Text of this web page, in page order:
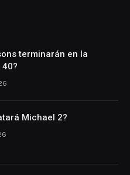
terminarán en la
Michael 2?